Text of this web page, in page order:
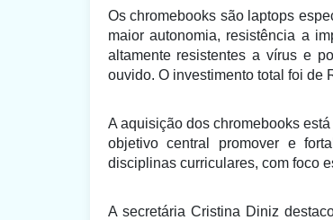
Oschromebooks são laptops
maior autonomia, resistência a
altamente resistentes a vírus e
ouvido. O investimento total foi de
A aquisição dos chromebooks
objetivo central promover e
disciplinas curriculares, com foco
A secretária Cristina Diniz